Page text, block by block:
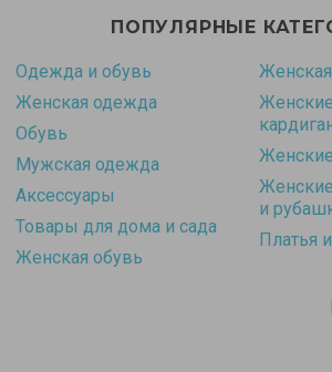
ПОПУЛЯРНЫЕ
Одежда и обувь
Женская одежда
Обувь
Мужская одежда
Аксессуары
Товары для дома и сада
Женская обувь
и
Платья